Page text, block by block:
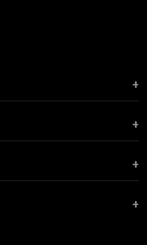
+
+
+
+